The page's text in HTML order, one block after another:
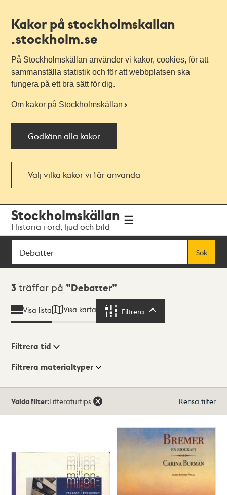
Kakor på stockholmskallan
.stockholm.se
På Stockholmskällan använder vi kakor, cookies, för att
sammanställa statistik och för att webbplatsen ska
fungera på ett bra sätt för dig.
Om kakor på Stockholmskällan
Godkänn alla kakor
Välj vilka kakor vi får använda
navigationen
huvudinnehållet
Stockholmskällan
Historia i ord, ljud och bild
Sök
Sök
Sökresultat
3 träffar på Debatter
Visa lista Visa karta Filtrera
Visningsläge
Filtrera tid
Filtrera materialtyper
träffar
Valda filter:Litteraturtips Rensa filter